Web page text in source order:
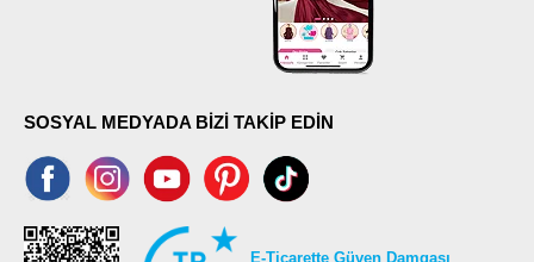
SOSYAL MEDYADA BİZİ TAKİP EDİN
E-Ticarette Güven Damgası